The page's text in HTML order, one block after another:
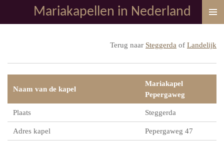
direct
Mariakapellen in Nederland
Terug naar Steggerda of Landelijk
Naam van de kapel
Mariakapel
Pepergaweg
Plaats Steggerda
Adres kapel Pepergaweg 47